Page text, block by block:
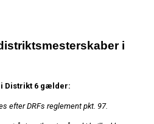
i
Distrikt 6 gælder:
efter DRFs reglement pkt. 97.